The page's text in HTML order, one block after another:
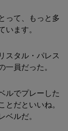
って、もっと多
ます。
スタル・パレス
員だった。
ルでプレーした
だといいね。
ルだ。